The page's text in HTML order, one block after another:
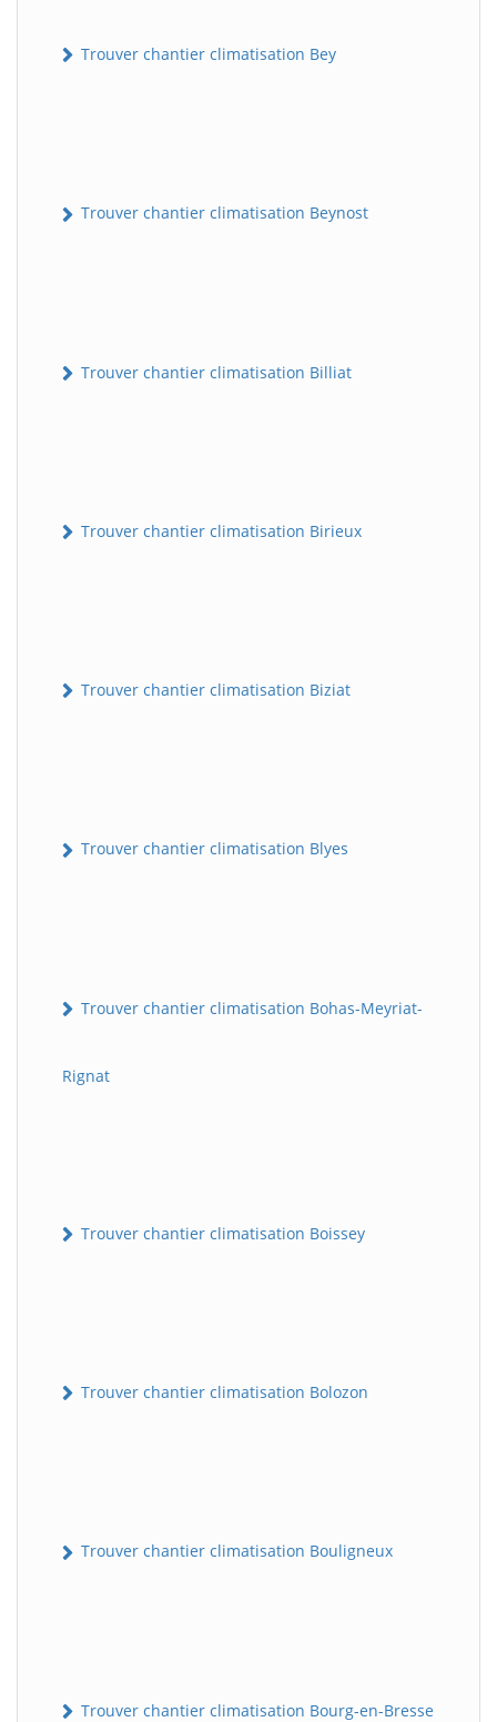
Trouver chantier climatisation Bey
Trouver chantier climatisation Beynost
Trouver chantier climatisation Billiat
Trouver chantier climatisation Birieux
Trouver chantier climatisation Biziat
Trouver chantier climatisation Blyes
Trouver chantier climatisation Bohas-Meyriat-
Rignat
Trouver chantier climatisation Boissey
Trouver chantier climatisation Bolozon
Trouver chantier climatisation Bouligneux
Trouver chantier climatisation Bourg-en-Bresse